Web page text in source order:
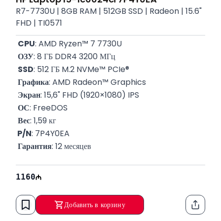
R7-7730U | 8GB RAM | 512GB SSD | Radeon | 15.6"
FHD | TI0571
CPU: AMD Ryzen™ 7 7730U
ОЗУ: 8 ГБ DDR4 3200 МГц
SSD: 512 ГБ M.2 NVMe™ PCIe®
Графика: AMD Radeon™ Graphics
Экран: 15,6" FHD (1920×1080) IPS
ОС: FreeDOS
Вес: 1,59 кг
P/N: 7P4Y0EA
Гарантия: 12 месяцев
1160
Добавить в корзину